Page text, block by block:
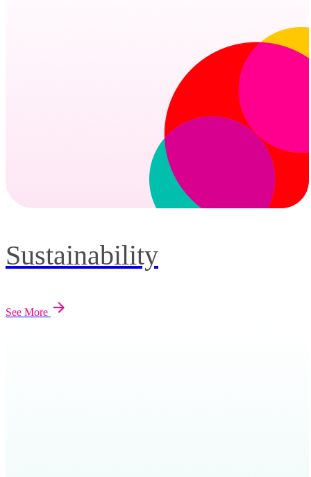
Sustainability
See More